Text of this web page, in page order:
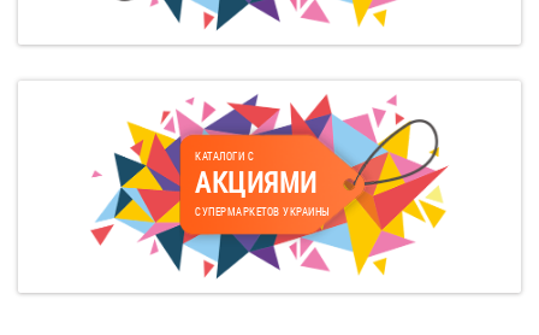
КАТАЛОГИ С
АКЦИЯМИ
СУПЕРМАРКЕТОВ УКРАИНЫ